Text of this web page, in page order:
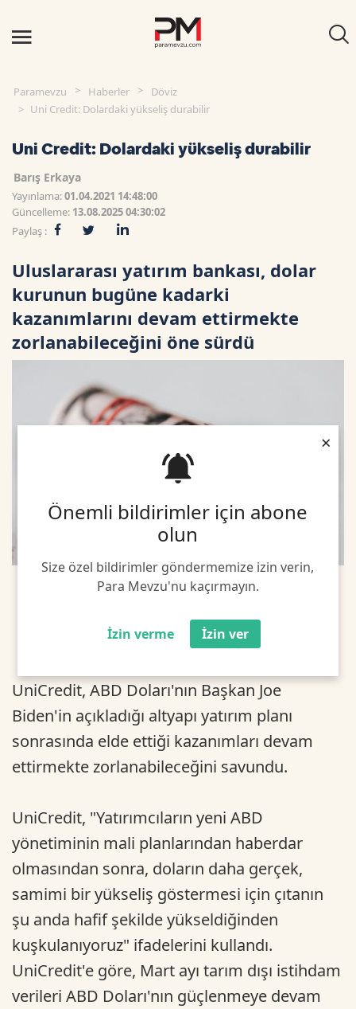
Önemli bildirimler için abone
olun
Size özel bildirimler göndermemize izin verin,
Para Mevzu'nu kaçırmayın.
İzin verme İzin ver
×
Paramevzu Haberler
Döviz
Uni Credit: Dolardaki yükseliş durabilir
Uni Credit: Dolardaki yükseliş durabilir
Barış Erkaya
Yayınlama:01.04.2021 14:48:00
Güncelleme: 13.08.2025 04:30:02
Paylaş :
Uluslararası yatırım bankası, dolar
kurunun bugüne kadarki
kazanımlarını devam ettirmekte
zorlanabileceğini öne sürdü
UniCredit, ABD Doları'nın Başkan Joe
Biden'in açıkladığı altyapı yatırım planı
sonrasında elde ettiği kazanımları devam
ettirmekte zorlanabileceğini savundu.
UniCredit, "Yatırımcıların yeni ABD
yönetiminin mali planlarından haberdar
olmasından sonra, doların daha gerçek,
samimi bir yükseliş göstermesi için çıtanın
şu anda hafif şekilde yükseldiğinden
kuşkulanıyoruz" ifadelerini kullandı.
UniCredit'e göre, Mart ayı tarım dışı istihdam
verileri ABD Doları'nın güçlenmeye devam